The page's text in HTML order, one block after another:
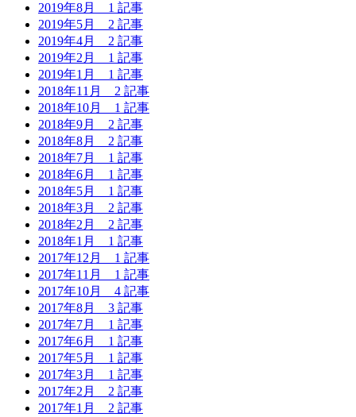
2019年8月 1 記事
2019年5月 2 記事
2019年4月 2 記事
2019年2月 1 記事
2019年1月 1 記事
2018年11月 2 記事
2018年10月 1 記事
2018年9月 2 記事
2018年8月 2 記事
2018年7月 1 記事
2018年6月 1 記事
2018年5月 1 記事
2018年3月 2 記事
2018年2月 2 記事
2018年1月 1 記事
2017年12月 1 記事
2017年11月 1 記事
2017年10月 4 記事
2017年8月 3 記事
2017年7月 1 記事
2017年6月 1 記事
2017年5月 1 記事
2017年3月 1 記事
2017年2月 2 記事
2017年1月 2 記事